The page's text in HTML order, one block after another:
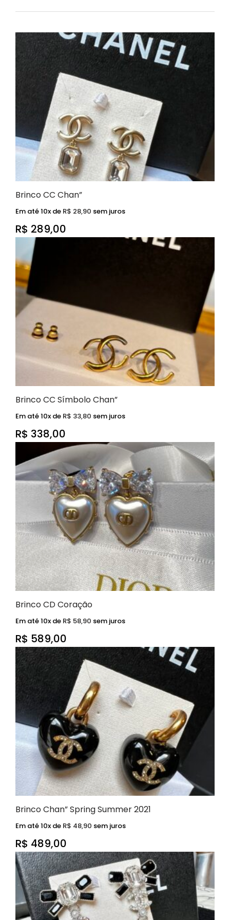
Brinco CC Chan”
R$ 289,00
Em até 10x de R$ 28,90 sem juros
Brinco CC Símbolo Chan”
R$ 338,00
Em até 10x de R$ 33,80 sem juros
Brinco CD Coração
R$ 589,00
Em até 10x de R$ 58,90 sem juros
Brinco Chan” Spring Summer 2021
R$ 489,00
Em até 10x de R$ 48,90 sem juros